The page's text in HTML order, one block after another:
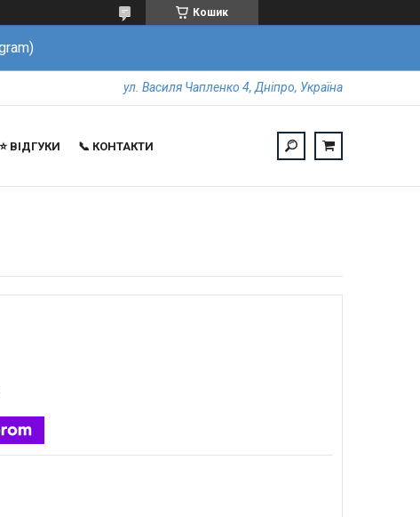
Кошик
ул. Василя Чапленко 4, Дніпро, Україна
⭐️ ВІДГУКИ 📞 КОНТАКТИ